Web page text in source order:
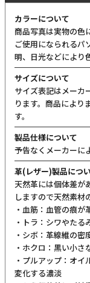
カラーについて
商品写真は実物の色
ご使用になられるパ
明、日光などにより
サイズについて
サイズ表記はメーカ
ります。商品により
す。
製品仕様について
予告なくメーカーに
革(レザー)製品につ
天然革には個体差が
しますので天然素材
・血筋：血管の痕が
・トラ：シワやたる
・シボ：革線維の
・ホクロ：黒い小さ
・プルアップ：オ
変化する濃淡